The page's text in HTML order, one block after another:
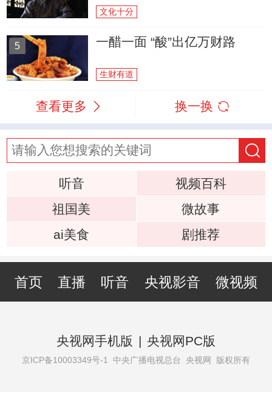
文化十分
5 一醋一面 “酸”出亿万财路
生财有道
查看更多 换一换
听音
视频百科
祖国美
微故事
ai美食
剧推荐
首页 直播 听音 央视影音 微视频
央视网手机版 | 央视网PC版
京ICP备10003349号-1 中央广播电视总台 央视网 版权所有